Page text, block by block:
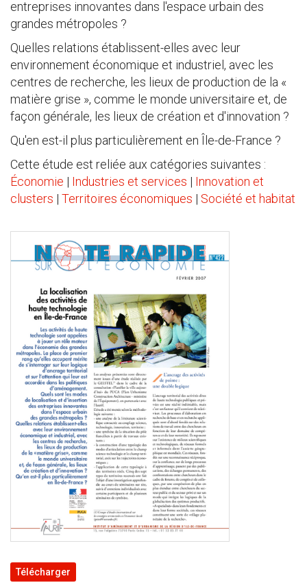
entreprises innovantes dans l'espace urbain des
grandes métropoles ?
Quelles relations établissent-elles avec leur
environnement économique et industriel, avec les
centres de recherche, les lieux de production de la «
matière grise », comme le monde universitaire et, de
façon générale, les lieux de création et d'innovation ?
Qu'en est-il plus particulièrement en Île-de-France ?
Cette étude est reliée aux catégories suivantes :
Économie | Industries et services | Innovation et
clusters | Territoires économiques | Société et habitat
Télécharger